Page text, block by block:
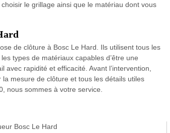
le grillage ainsi que le matériau dont vous
de clôture à Bosc Le Hard. Ils utilisent tous les
types de matériaux capables d’être une
rapidité et efficacité. Avant l’intervention,
mesure de clôture et tous les détails utiles
nous sommes à votre service.
Bosc Le Hard